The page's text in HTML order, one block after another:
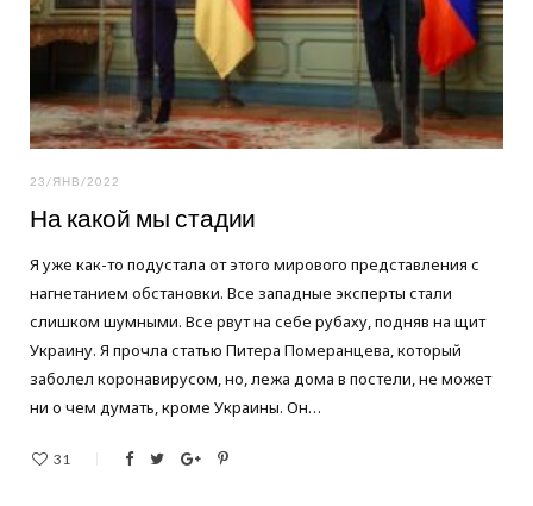
m
23/ЯНВ/2022
На какой мы стадии
Я уже как-то подустала от этого мирового представления с
нагнетанием обстановки. Все западные эксперты стали
слишком шумными. Все рвут на себе рубаху, подняв на щит
Украину. Я прочла статью Питера Померанцева, который
заболел коронавирусом, но, лежа дома в постели, не может
ни о чем думать, кроме Украины. Он…
31